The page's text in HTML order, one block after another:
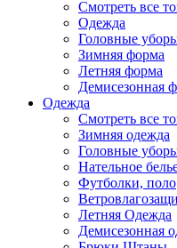
Смотреть все
Одежда
Головные
Зимняя форма
Летняя форма
Демисезонная
Одежда
Смотреть все
Зимняя одежда
Головные
Нательное
Футболки, поло
Летняя Одежда
Демисезонная